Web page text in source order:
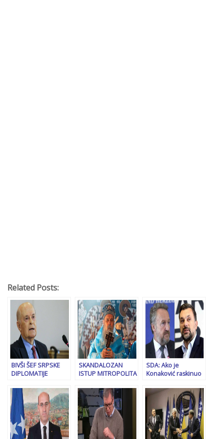
Related Posts:
BIVŠI ŠEF SRPSKE
DIPLOMATIJE
“Ne treba davati
povoda da se RS
optužuje za
separatizam!”
SKANDALOZAN
ISTUP MITROPOLITA
TUZLANSKOG:
“Republika Srpska je
nastala na
temeljima
svetosavlja i mora
ostati…”
SDA: Ako je
Konaković raskinuo
tvrdi, neka…